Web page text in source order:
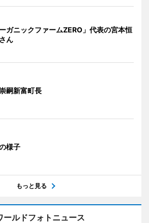
ーガニックファームZERO」代表の宮本恒
ん
嗣新富町長
様子
もっと見る
ールドフォトニュース